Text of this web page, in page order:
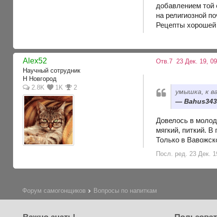
добавлением той
на религиозной
Рецепты хорошей
Alex52
Научный сотрудник
Н Новгород
2.8K
1K 2
Отв.7 23 Дек. 19,
умышка, к
Довелось в
мягкий, питкий.
Только в
Посл. ред. 23 Дек.
Форум самогонщиков Вопросы по напиткам